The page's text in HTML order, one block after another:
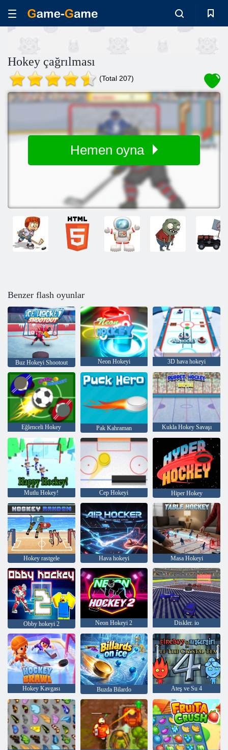
Hokey çağrılması
(Total 207)
Hemen oyna
Benzer flash oyunlar
Buz Hokeyi Shootout Neon Hokeyi 3D hava hokeyi
Eğlenceli Hokey Pak Kahraman Kukla Hokey Savaşı
Mutlu Hokey! Cep Hokeyi Hiper Hokey
Hokey rastgele Hava hokeyi Masa Hokeyi
Obby hokeyi 2 Neon Hokeyi 2 Diskler. io
Hokey Kavgası Buzda Bilardo Ateş ve Su 4